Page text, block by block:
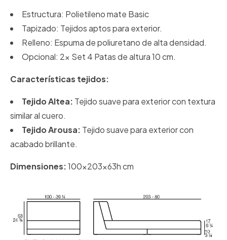
Estructura: Polietileno mate Basic
Tapizado: Tejidos aptos para exterior.
Relleno: Espuma de poliuretano de alta densidad.
Opcional: 2x Set 4 Patas de altura 10 cm.
Características tejidos:
Tejido Altea: Tejido suave para exterior con textura
similar al cuero.
Tejido Arousa: Tejido suave para exterior con
acabado brillante.
Dimensiones:100x203x63h cm